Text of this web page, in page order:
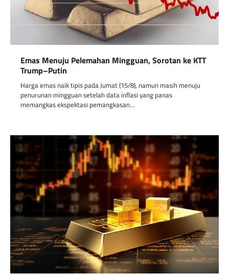
Emas Menuju Pelemahan Mingguan, Sorotan ke KTT
Trump–Putin
Harga emas naik tipis pada Jumat (15/8), namun masih menuju
penurunan mingguan setelah data inflasi yang panas
memangkas ekspektasi pemangkasan…